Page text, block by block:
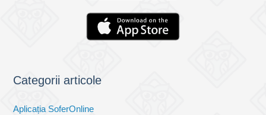
Categorii articole
Aplicația SoferOnline